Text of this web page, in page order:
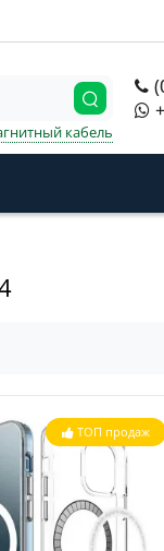
кабель
ТОП продаж